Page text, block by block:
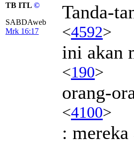
TB ITL ©
SABDAweb
Mrk 16:17
Tanda-
<4592>
ini akan
<190>
orang-
<4100>
: